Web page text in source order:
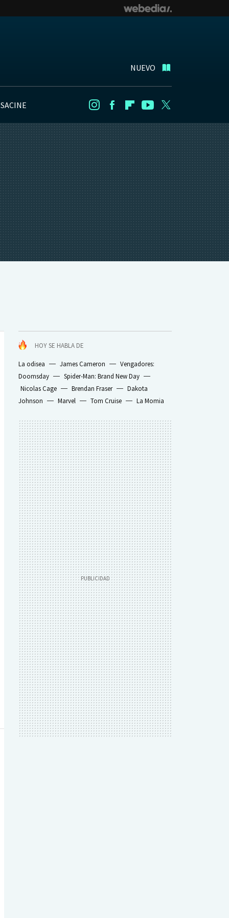
NUEVO
InstagramFacebookFlipboard
Youtube
HOY SE HABLA DE
La odisea James Cameron
Vengadores:
Doomsday
Spider-Man: Brand New Day
Nicolas Cage
Brendan Fraser
Dakota
Johnson
Marvel Tom Cruise La Momia